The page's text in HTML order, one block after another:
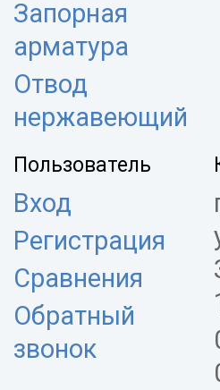
Запорная
арматура
Отвод
нержавеющий
Пользователь
Вход
Регистрация
Сравнения
Обратный
звонок